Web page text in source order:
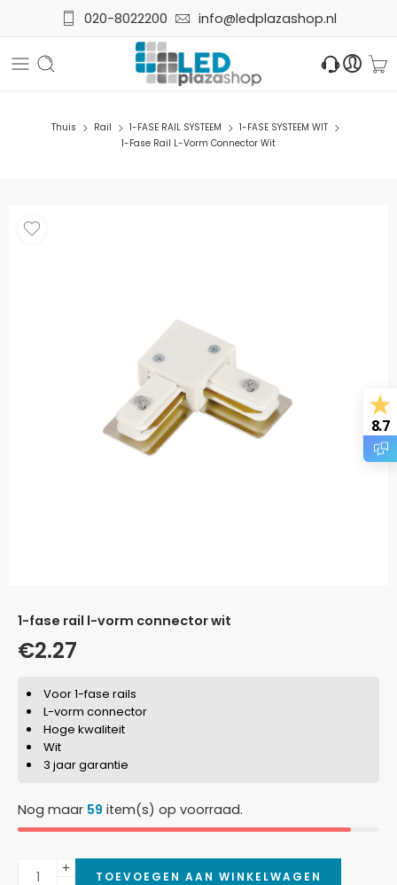
020-8022200 info@ledplazashop.nl
Thuis Rail 1-FASE RAIL SYSTEEM
1-FASE SYSTEEM WIT
1-Fase Rail L-Vorm Connector Wit
1-fase rail l-vorm connector wit
€2.27
Voor 1-fase rails
L-vorm connector
Hoge kwaliteit
Wit
3 jaar garantie
Nog maar 59 item(s) op voorraad.
TOEVOEGEN AAN WINKELWAGEN
8.7